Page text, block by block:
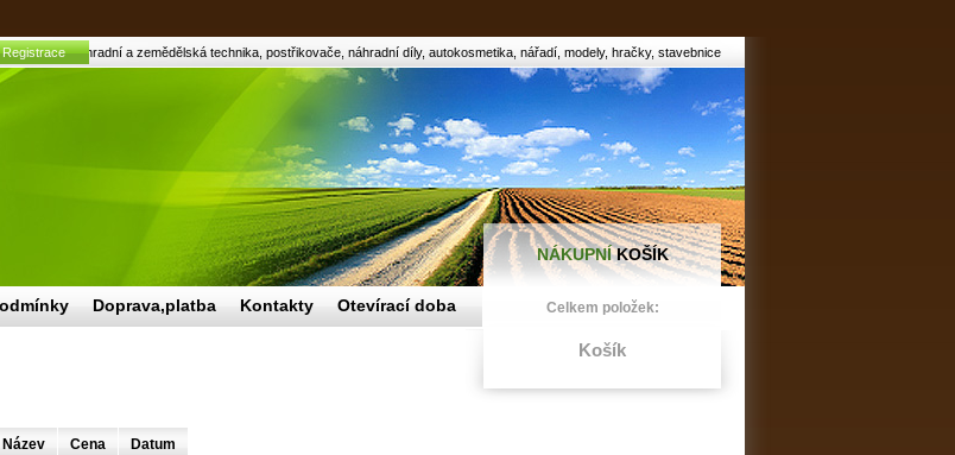
VARES | Zahradní a zemědělská technika, postřikovače, náhradní díly, autokosmetika, nářadí, modely, hračky, stavebnice
Registrace
Název Cena Datum
NÁKUPNÍKOŠÍK
Celkem položek:
Košík
Doprava,platba Kontakty Otevírací doba